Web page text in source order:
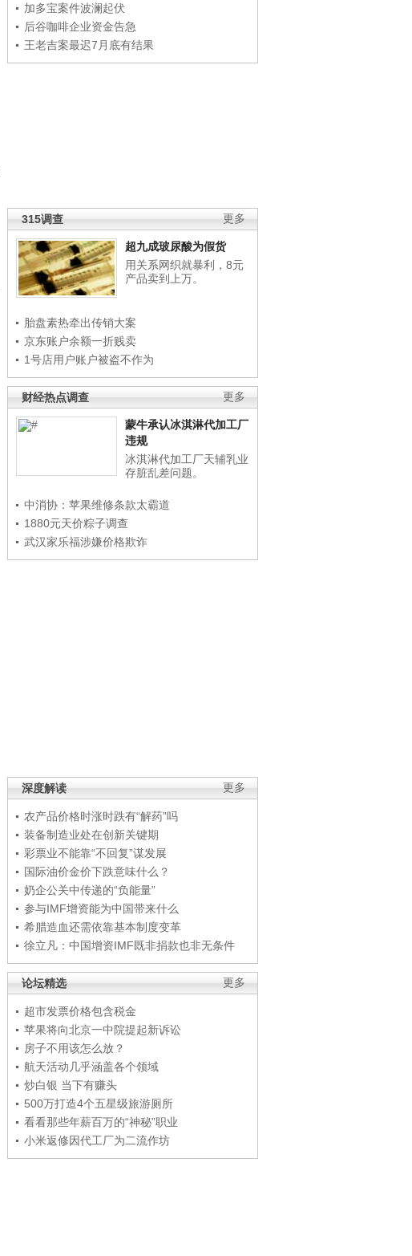
加多宝案件波澜起伏
后谷咖啡企业资金告急
王老吉案最迟7月底有结果
更多
315调查
超九成玻尿酸为假货
用关系网织就暴利，8元
产品卖到上万。
胎盘素热牵出传销大案
京东账户余额一折贱卖
1号店用户账户被盗不作为
更多
财经热点调查
蒙牛承认冰淇淋代加工厂
违规
冰淇淋代加工厂天辅乳业
存脏乱差问题。
中消协：苹果维修条款太霸道
1880元天价粽子调查
武汉家乐福涉嫌价格欺诈
更多
深度解读
农产品价格时涨时跌有“解药”吗
装备制造业处在创新关键期
彩票业不能靠“不回复”谋发展
国际油价金价下跌意味什么？
奶企公关中传递的“负能量”
参与IMF增资能为中国带来什么
希腊造血还需依靠基本制度变革
徐立凡：中国增资IMF既非捐款也非无条件
更多
论坛精选
超市发票价格包含税金
苹果将向北京一中院提起新诉讼
房子不用该怎么放？
航天活动几乎涵盖各个领域
炒白银 当下有赚头
500万打造4个五星级旅游厕所
看看那些年薪百万的“神秘”职业
小米返修因代工厂为二流作坊